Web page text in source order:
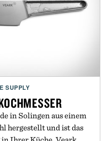
SUPPLY
in Solingen aus einem
hergestellt und ist das